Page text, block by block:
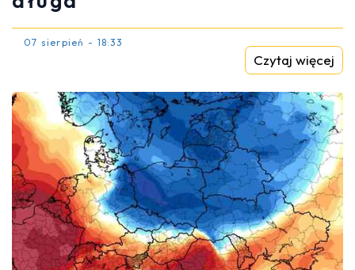
07 sierpień - 18:33
Czytaj więcej